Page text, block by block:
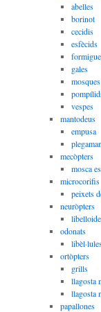
abelles
borinot
cecidis
esfècids
gales
vespes
mantodeus
empusa
mecòpters
mosca
microcorifis
peixets
neuròpters
odonats
ortòpters
grills
llagosta
llagosta
papallones